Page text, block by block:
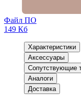
Файл ПО
149 Кб
Характеристики
Аксессуары
Сопутствующие
Аналоги
Доставка